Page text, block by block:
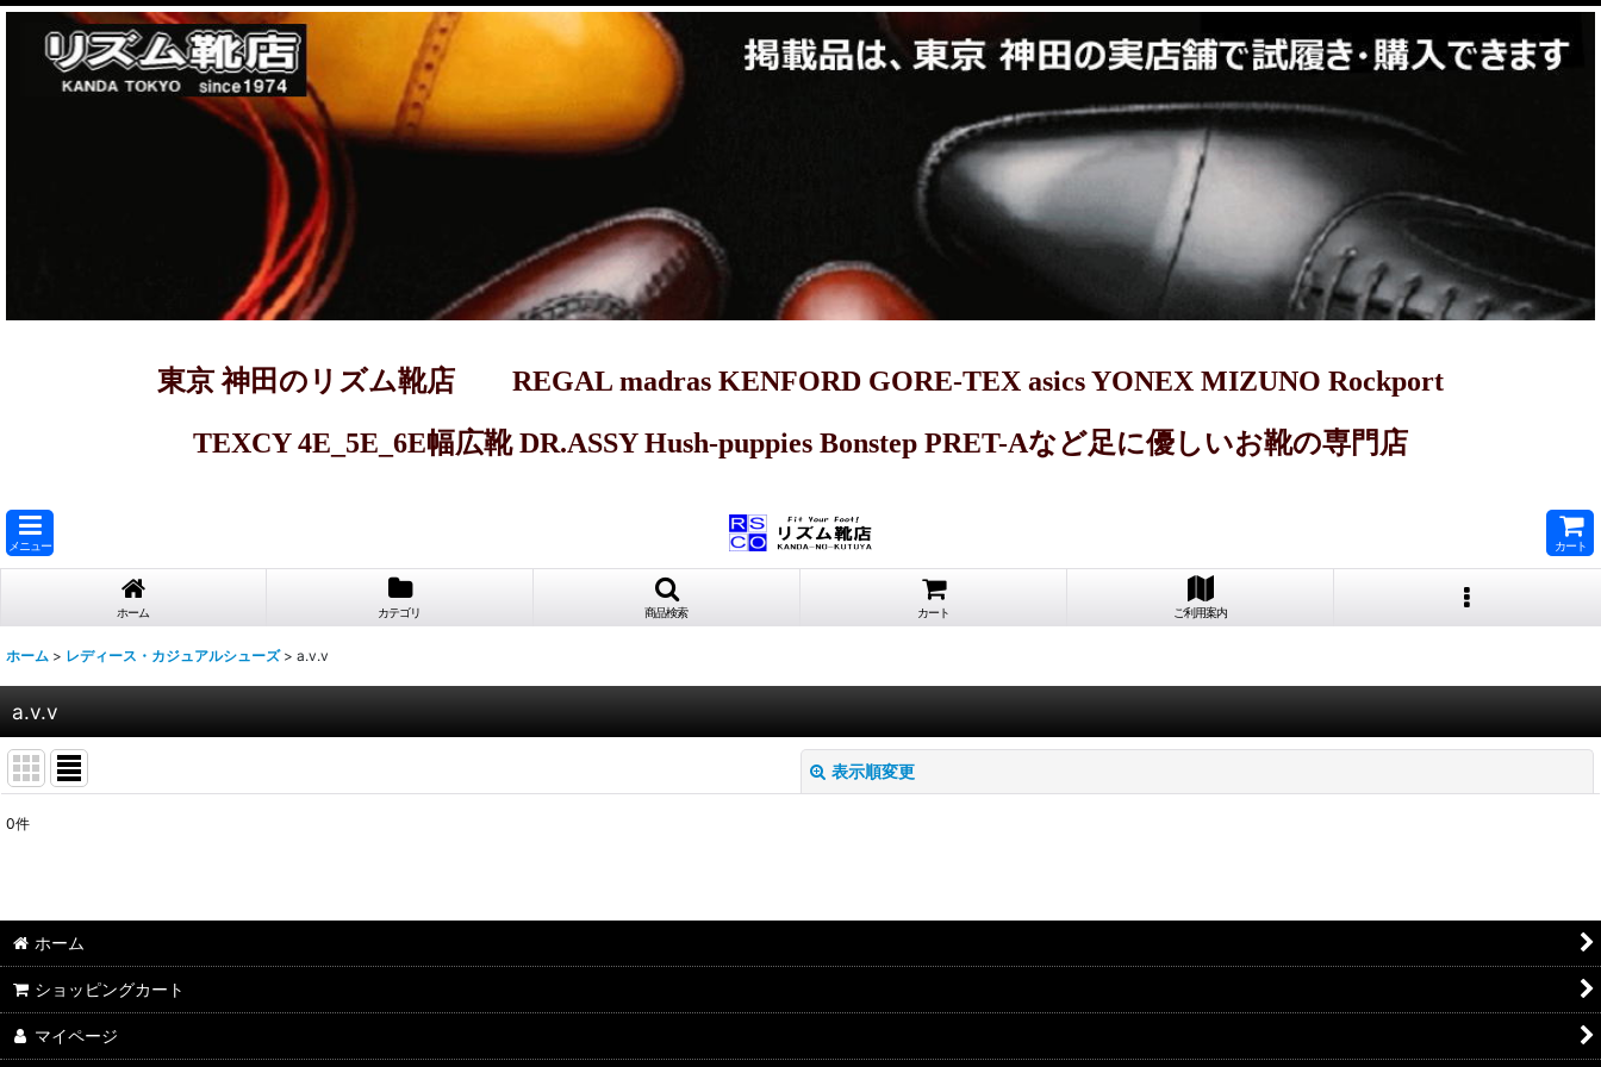
東京 神田のリズム靴店 REGAL madras KENFORD GORE-TEX asics YONEX MIZUNO Rockport
TEXCY 4E_5E_6E幅広靴 DR.ASSY Hush-puppies Bonstep PRET-Aなど足に優しいお靴の専門店
メニュー カート
ホーム カテゴリ 商品検索 カート ご利用案内
ホーム > レディース・カジュアルシューズ > a.v.v
a.v.v
表示順変更
絞り込む
0件
ホーム
ショッピングカート
マイページ